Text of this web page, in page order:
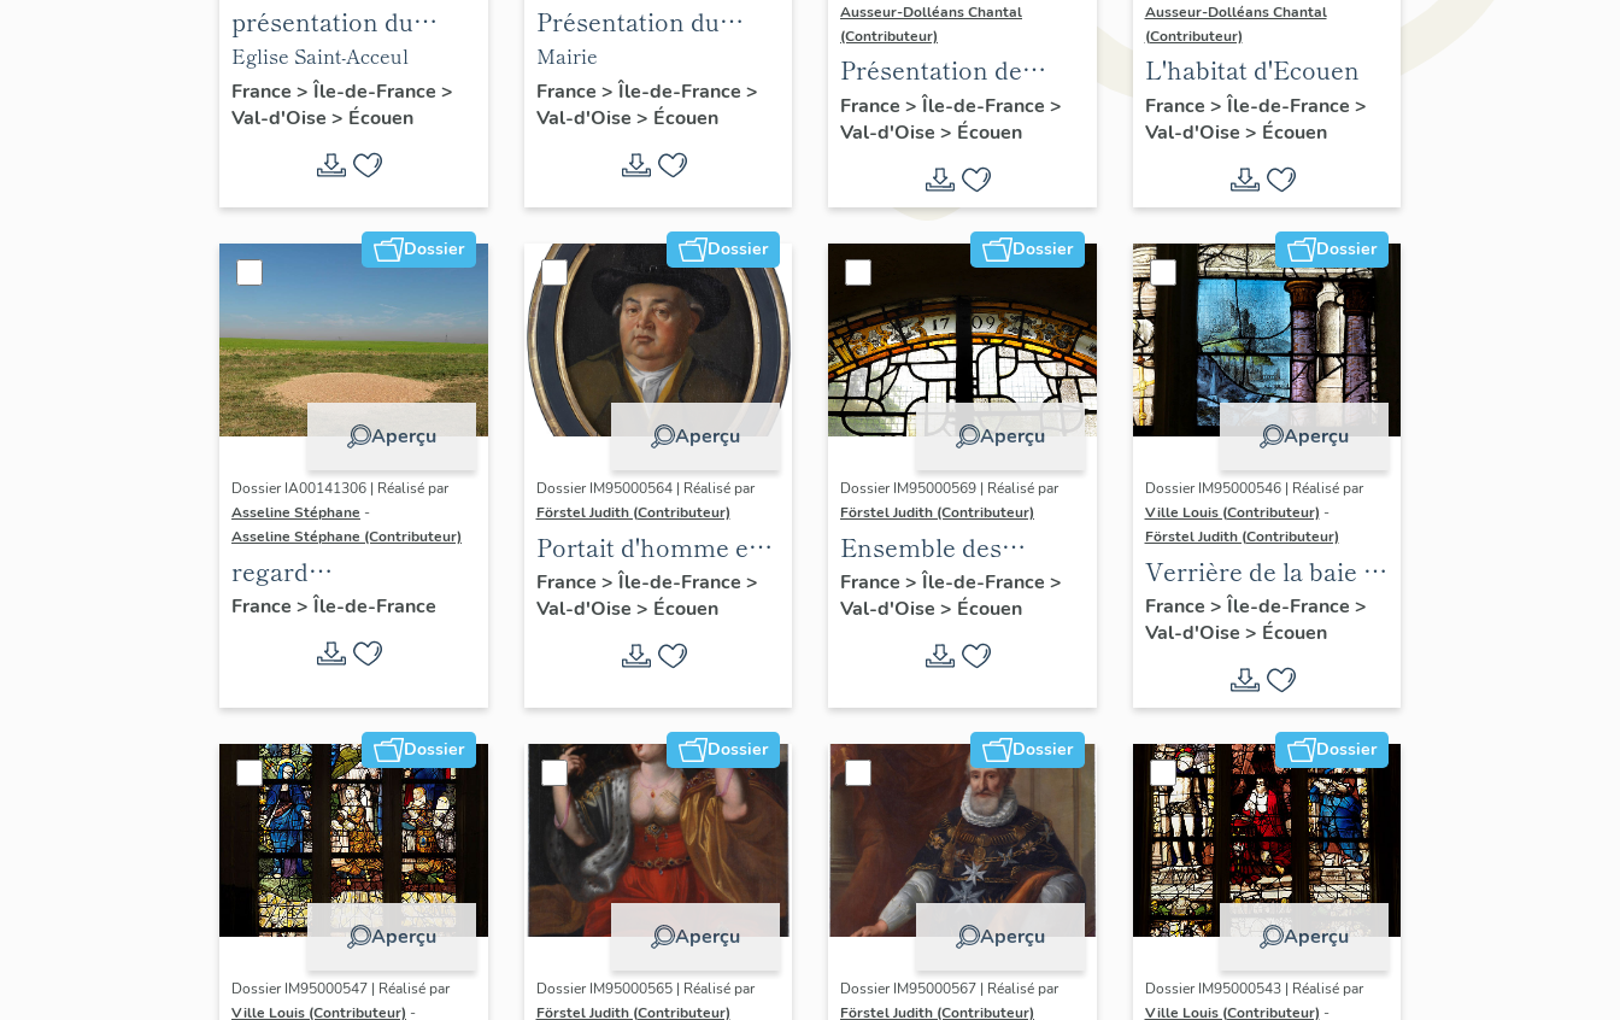
présentation du
mobilier de l'église
d'Ecouen
Eglise Saint-Acceul
France > Île-de-France >
Val-d'Oise > Écouen
Présentation du
mobilier de la mairie
d'Ecouen
Mairie
France > Île-de-France >
Val-d'Oise > Écouen
Ausseur-Dolléans Chantal
(Contributeur)
Présentation de
l'étude d'Ecouen
France > Île-de-France >
Val-d'Oise > Écouen
Ausseur-Dolléans Chantal
(Contributeur)
L'habitat d'Ecouen
France > Île-de-France >
Val-d'Oise > Écouen
Dossier
Aperçu
Dossier IA00141306 | Réalisé par
Asseline Stéphane -
Asseline Stéphane (Contributeur)
regard
photographique sur
les paysages de la
Plaine de France.
France > Île-de-France
Dossier
Aperçu
Dossier IM95000564 | Réalisé par
Förstel Judith (Contributeur)
Portait d'homme en
médaillon ovale.
France > Île-de-France >
Val-d'Oise > Écouen
Dossier
Aperçu
Dossier IM95000569 | Réalisé par
Förstel Judith (Contributeur)
Ensemble des
verrières du XVIIIe
siècle
France > Île-de-France >
Val-d'Oise > Écouen
Dossier
Aperçu
Dossier IM95000546 | Réalisé par
Ville Louis (Contributeur) -
Förstel Judith (Contributeur)
Verrière de la baie 7 :
Dormition et
Assomption de la
France > Île-de-France >
Val-d'Oise > Écouen
Dossier
Aperçu
Dossier IM95000547 | Réalisé par
Ville Louis (Contributeur) -
Dossier
Aperçu
Dossier IM95000565 | Réalisé par
Förstel Judith (Contributeur)
Dossier
Aperçu
Dossier IM95000567 | Réalisé par
Förstel Judith (Contributeur)
Dossier
Aperçu
Dossier IM95000543 | Réalisé par
Ville Louis (Contributeur) -